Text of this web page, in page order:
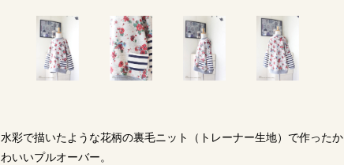
水彩で描いたような花柄の裏毛ニット（トレーナー生地）で作ったか
わいいプルオーバー。